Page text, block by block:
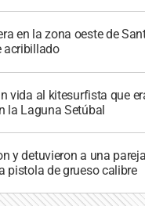
en la zona oeste de
acribillado
vida al kitesurfista que
la Laguna Setúbal
y detuvieron a una
pistola de grueso calibre